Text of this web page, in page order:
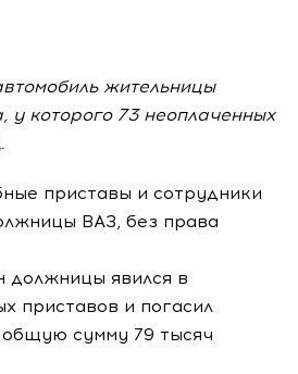
жительницы
у которого 73 неоплаченных
приставы и сотрудники
ВАЗ, без права
должницы явился в
приставов и погасил
сумму 79 тысяч